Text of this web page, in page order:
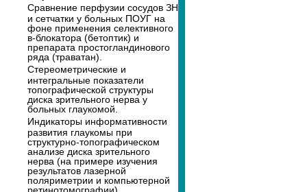
Сравнение перфузии сосудов ЗН
и сетчатки у больных ПОУГ на
фоне применения селективного
в-блокатора (бетоптик) и
препарата простогландинового
ряда (траватан).
Стереометрические и
интегральные показатели
топографической структуры
диска зрительного нерва у
больных глаукомой.
Индикаторы информативности
развития глаукомы при
структурно-топографическом
анализе диска зрительного
нерва (на примере изучения
результатов лазерной
поляриметрии и компьютерной
ретинотомографии).